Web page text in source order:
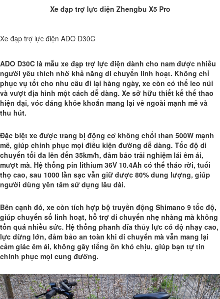
Xe đạp trợ lực điện Zhengbu X5 Pro
Xe đạp trợ lực điện ADO D30C
ADO D30C là mẫu xe đạp trợ lực điện dành cho nam được nhiều
người yêu thích nhờ khả năng di chuyển linh hoạt. Không chỉ
phục vụ tốt cho nhu cầu đi lại hàng ngày, xe còn có thể leo núi
và vượt địa hình một cách dễ dàng. Xe sở hữu thiết kế thể thao
hiện đại, vóc dáng khỏe khoắn mang lại vẻ ngoài mạnh mẽ và
thu hút.
Đặc biệt xe được trang bị động cơ không chổi than 500W mạnh
mẽ, giúp chinh phục mọi điều kiện đường dễ dàng. Tốc độ di
chuyển tối đa lên đến 35km/h, đảm bảo trải nghiệm lái êm ái,
mượt mà. Hệ thống pin lithium 36V 10.4Ah có thể tháo rời, tuổi
thọ cao, sau 1000 lần sạc vẫn giữ được 80% dung lượng, giúp
người dùng yên tâm sử dụng lâu dài.
Bên cạnh đó, xe còn tích hợp bộ truyền động Shimano 9 tốc độ,
giúp chuyển số linh hoạt, hỗ trợ di chuyển nhẹ nhàng mà không
tốn quá nhiều sức. Hệ thống phanh đĩa thủy lực có độ nhạy cao,
lực dừng lớn, đảm bảo an toàn khi di chuyển mà vẫn mang lại
cảm giác êm ái, không gây tiếng ồn khó chịu, giúp bạn tự tin
chinh phục mọi cung đường.